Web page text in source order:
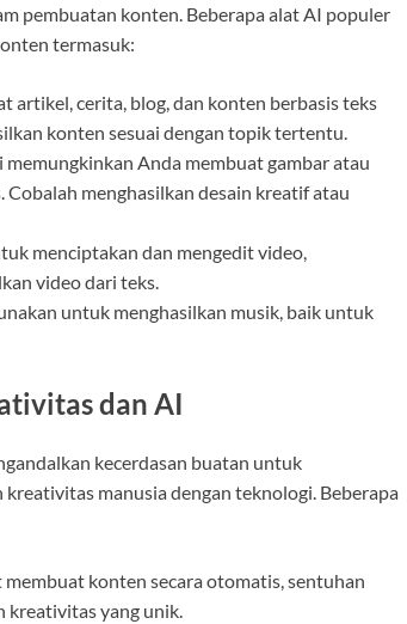
pembuatan konten. Beberapa alat AI populer
termasuk:
artikel, cerita, blog, dan konten berbasis teks
konten sesuai dengan topik tertentu.
memungkinkan Anda membuat gambar atau
menghasilkan desain kreatif atau
menciptakan dan mengedit video,
video dari teks.
untuk menghasilkan musik, baik untuk
dan AI
kecerdasan buatan untuk
manusia dengan teknologi. Beberapa
konten secara otomatis, sentuhan
kreativitas yang unik.